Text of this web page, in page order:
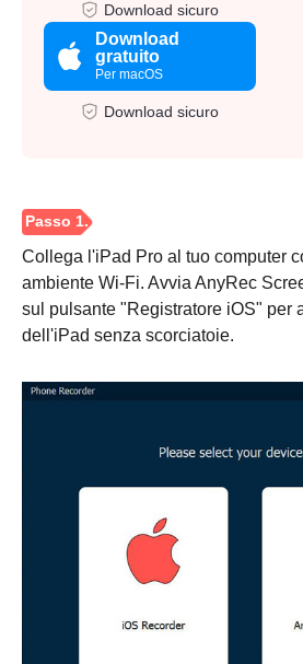
Download sicuro
Download
gratuito
Per macOS
Download sicuro
Collega l'iPad Pro al tuo computer
ambiente Wi-Fi. Avvia AnyRec
sul pulsante "Registratore iOS" per
dell'iPad senza scorciatoie.